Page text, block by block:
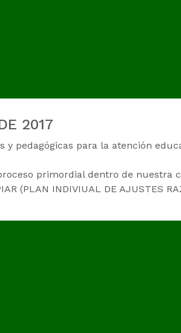
2017
pedagógicas para la atención
primordial dentro de nuestra
(PLAN INDIVIUAL DE AJUSTES